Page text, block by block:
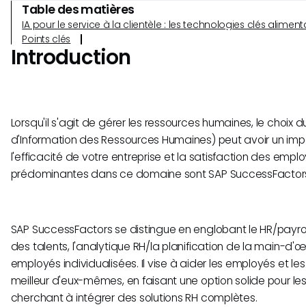
Table des matières
IA pour le service à la clientèle : les technologies clés
Points clés
Introduction
Lorsqu'il s'agit de gérer les ressources humaines, le choix
d'Information des Ressources Humaines) peut avoir un
l'efficacité de votre entreprise et la satisfaction des
prédominantes dans ce domaine sont SAP
SAP SuccessFactors se distingue en englobant le HR/
des talents, l'analytique RH/la planification de la main-
employés individualisées. Il vise à aider les employés et
meilleur d'eux-mêmes, en faisant une option solide pour
cherchant à intégrer des solutions RH complètes.